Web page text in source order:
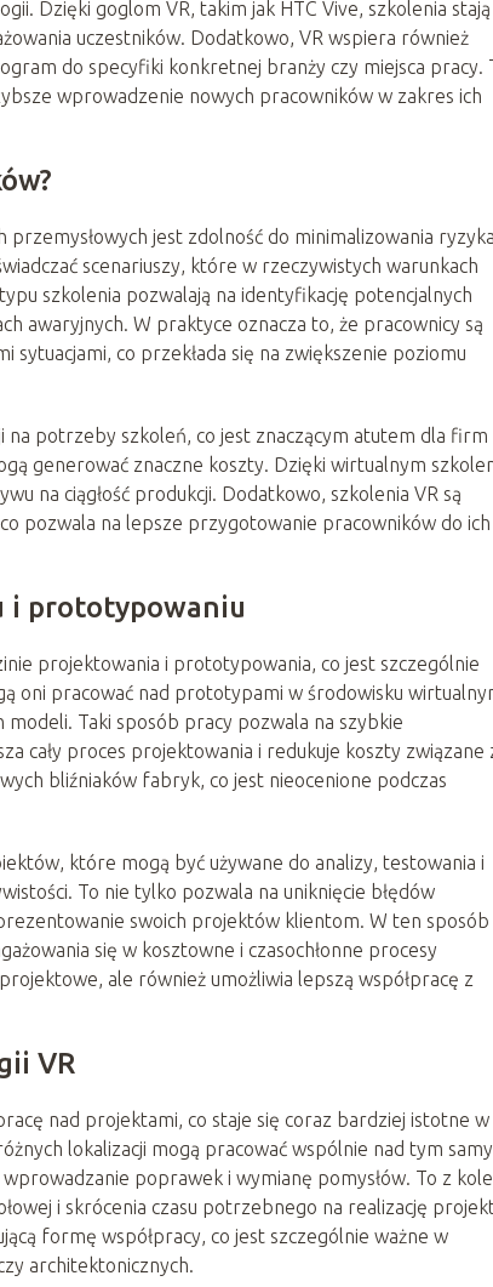
Dzięki goglom VR, takim jak HTC Vive, szkolenia stają
uczestników. Dodatkowo, VR wspiera również
do specyfiki konkretnej branży czy miejsca pracy.
wprowadzenie nowych pracowników w zakres ich
przemysłowych jest zdolność do minimalizowania
scenariuszy, które w rzeczywistych warunkach
szkolenia pozwalają na identyfikację potencjalnych
awaryjnych. W praktyce oznacza to, że pracownicy są
co przekłada się na zwiększenie poziomu
potrzeby szkoleń, co jest znaczącym atutem dla firm
generować znaczne koszty. Dzięki wirtualnym
na ciągłość produkcji. Dodatkowo, szkolenia VR są
pozwala na lepsze przygotowanie pracowników do ich
i prototypowaniu
projektowania i prototypowania, co jest szczególnie
oni pracować nad prototypami w środowisku
Taki sposób pracy pozwala na szybkie
cały proces projektowania i redukuje koszty związane
bliźniaków fabryk, co jest nieocenione podczas
które mogą być używane do analizy, testowania i
To nie tylko pozwala na uniknięcie błędów
swoich projektów klientom. W ten sposób
się w kosztowne i czasochłonne procesy
ale również umożliwia lepszą współpracę z
VR
nad projektami, co staje się coraz bardziej istotne w
lokalizacji mogą pracować wspólnie nad tym
poprawek i wymianę pomysłów. To z
i skrócenia czasu potrzebnego na realizację
formę współpracy, co jest szczególnie ważne w
architektonicznych.